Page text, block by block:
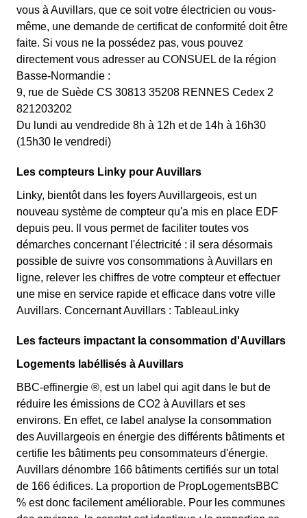
vous à Auvillars, que ce soit votre électricien ou vous-
même, une demande de certificat de conformité doit être
faite. Si vous ne la possédez pas, vous pouvez
directement vous adresser au CONSUEL de la région
Basse-Normandie :
9, rue de Suède CS 30813 35208 RENNES Cedex 2
821203202
Du lundi au vendredide 8h à 12h et de 14h à 16h30
(15h30 le vendredi)
Les compteurs Linky pour Auvillars
Linky, bientôt dans les foyers Auvillargeois, est un
nouveau système de compteur qu'a mis en place EDF
depuis peu. Il vous permet de faciliter toutes vos
démarches concernant l'électricité : il sera désormais
possible de suivre vos consommations à Auvillars en
ligne, relever les chiffres de votre compteur et effectuer
une mise en service rapide et efficace dans votre ville
Auvillars. Concernant Auvillars : TableauLinky
Les facteurs impactant la consommation d'Auvillars
Logements labéllisés à Auvillars
BBC-effinergie ®, est un label qui agit dans le but de
réduire les émissions de CO2 à Auvillars et ses
environs. En effet, ce label analyse la consommation
des Auvillargeois en énergie des différents bâtiments et
certifie les bâtiments peu consommateurs d'énergie.
Auvillars dénombre 166 bâtiments certifiés sur un total
de 166 édifices. La proportion de PropLogementsBBC
% est donc facilement améliorable. Pour les communes